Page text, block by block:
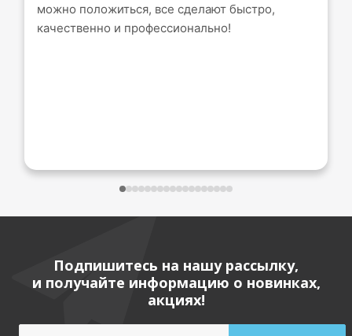
можно положиться, все сделают быстро,
качественно и профессионально!
Подпишитесь на нашу рассылку,
и получайте информацию о новинках,
акциях!